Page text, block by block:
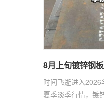
时间飞逝进入
夏季淡季行情，镀